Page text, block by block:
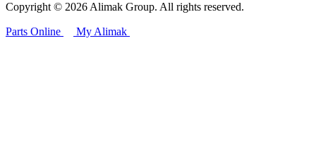
Copyright © 2026 Alimak Group. All rights reserved.
Parts Online My Alimak